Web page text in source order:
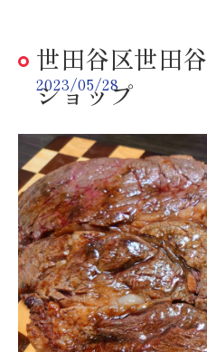
世田谷区世田
ショップ
2023/05/28